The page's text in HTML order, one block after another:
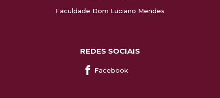
Faculdade Dom Luciano Mendes
REDES SOCIAIS
Facebook